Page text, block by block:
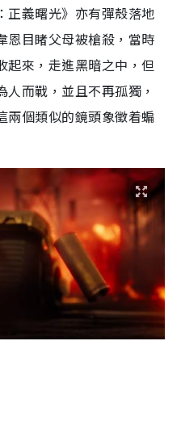
正義曙光》亦有彈殼落地
恩目睹父母被槍殺，當時
起來，走進黑暗之中，但
而戰，並且不再孤獨，
兩個類似的鏡頭象徵着蝙